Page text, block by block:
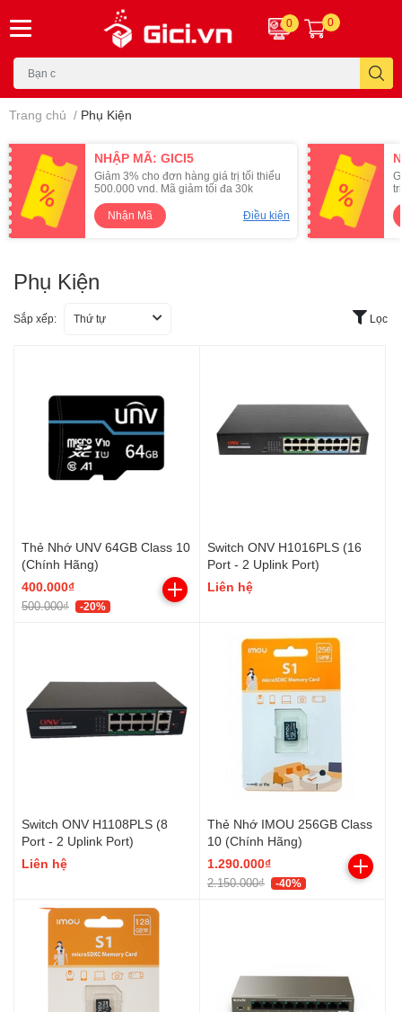
0 0
Trang chủ / Phụ Kiện
NHẬP MÃ: GICI5
Giảm 3% cho đơn hàng giá trị tối thiểu
500.000 vnd. Mã giảm tối đa 30k
Nhận Mã
Điều kiện
Phụ Kiện
Sắp xếp: Thứ tự Lọc
Thẻ Nhớ UNV 64GB Class 10
(Chính Hãng)
400.000₫
500.000₫ -20%
Switch ONV H1016PLS (16
Port - 2 Uplink Port)
Liên hệ
Switch ONV H1108PLS (8
Port - 2 Uplink Port)
Liên hệ
Thẻ Nhớ IMOU 256GB Class
10 (Chính Hãng)
1.290.000₫
2.150.000₫ -40%